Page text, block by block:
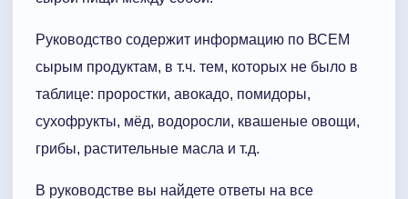
Руководство содержит информацию по ВСЕМ
сырым продуктам, в т.ч. тем, которых не было в
таблице: проростки, авокадо, помидоры,
сухофрукты, мёд, водоросли, квашеные овощи,
грибы, растительные масла и т.д.
В руководстве вы найдете ответы на все